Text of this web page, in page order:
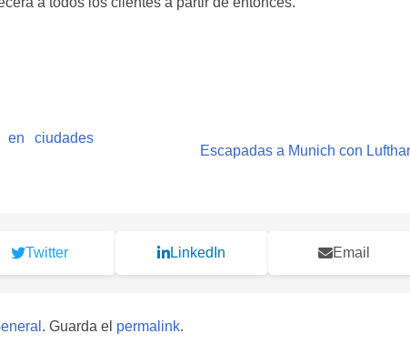
en ciudades
Escapadas a Munich con
Twitter LinkedIn Email
. Guarda el permalink.